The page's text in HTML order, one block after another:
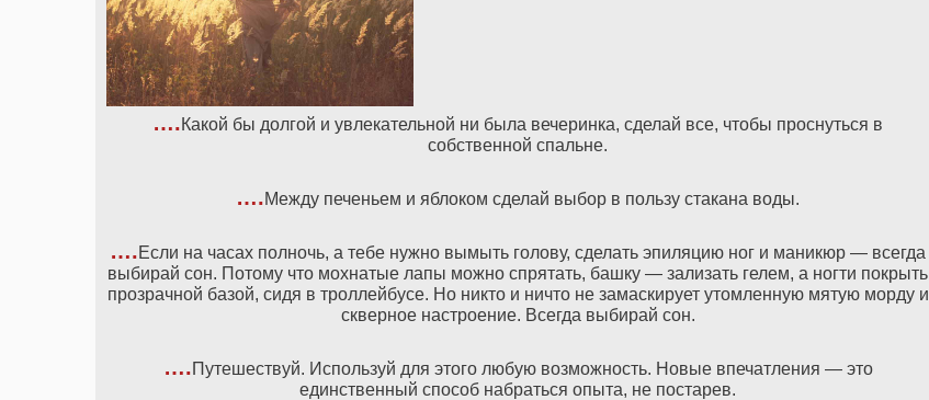
….Какой бы долгой и увлекательной ни была вечеринка, сделай все, чтобы проснуться в
собственной спальне.
….Между печеньем и яблоком сделай выбор в пользу стакана воды.
….Если на часах полночь, а тебе нужно вымыть голову, сделать эпиляцию ног и маникюр — всегда
выбирай сон. Потому что мохнатые лапы можно спрятать, башку — зализать гелем, а ногти покрыть
прозрачной базой, сидя в троллейбусе. Но никто и ничто не замаскирует утомленную мятую морду и
скверное настроение. Всегда выбирай сон.
….Путешествуй. Используй для этого любую возможность. Новые впечатления — это
единственный способ набраться опыта, не постарев.